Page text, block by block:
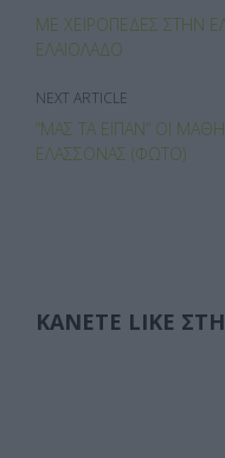
k
ΜΕ ΧΕΙΡΟΠΈΔΕΣ ΣΤΗΝ
ΕΛΑΙΌΛΑΔΟ
NEXT ARTICLE
“ΜΑΣ ΤΑ ΕΊΠΑΝ” ΟΙ
ΕΛΑΣΣΌΝΑΣ (ΦΩΤΟ)
ΚΆΝΕΤΕ LIKE